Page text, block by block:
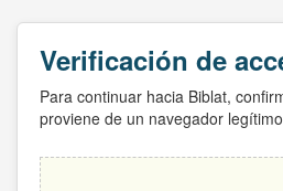
Verificación de
Para continuar hacia Biblat,
proviene de un navegador